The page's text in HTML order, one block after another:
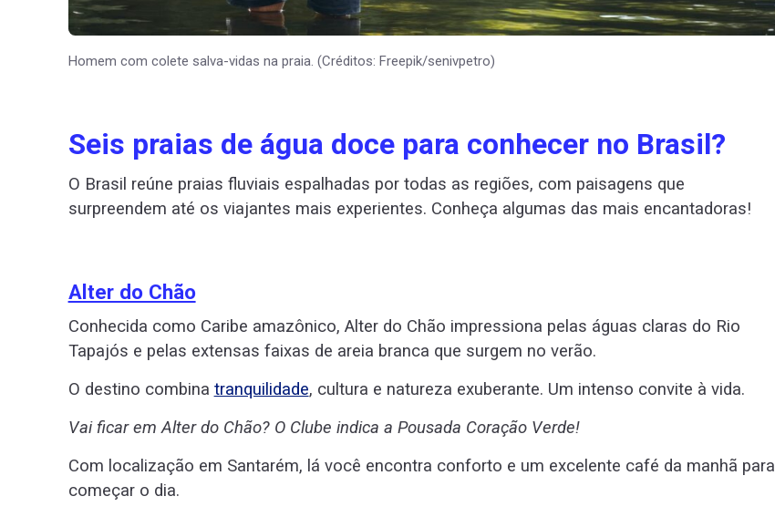
Homem com colete salva-vidas na praia. (Créditos: Freepik/senivpetro)
Seis praias de água doce para conhecer no Brasil?
O Brasil reúne praias fluviais espalhadas por todas as regiões, com paisagens que
surpreendem até os viajantes mais experientes. Conheça algumas das mais encantadoras!
Alter do Chão
Conhecida como Caribe amazônico, Alter do Chão impressiona pelas águas claras do Rio
Tapajós e pelas extensas faixas de areia branca que surgem no verão.
O destino combina tranquilidade, cultura e natureza exuberante. Um intenso convite à vida.
Vai ficar em Alter do Chão? O Clube indica a Pousada Coração Verde!
Com localização em Santarém, lá você encontra conforto e um excelente café da manhã para
começar o dia.